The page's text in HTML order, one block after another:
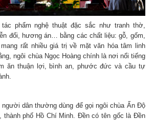
phẩm nghệ thuật đặc sắc như tranh thờ,
đối, hương án… bằng các chất liệu: gỗ, gốm,
rất nhiều giá trị về mặt văn hóa tâm linh
ngôi chùa Ngọc Hoàng chính là nơi nổi tiếng
ăn thuận lợi, bình an, phước đức và cầu tự
dân thường dùng để gọi ngôi chùa Ấn Độ
thành phố Hồ Chí Minh. Đền có tên gốc là Đền